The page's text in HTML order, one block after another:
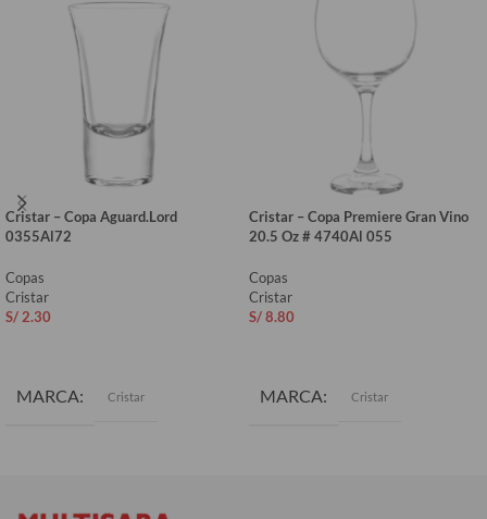
Cristar – Copa Aguard.Lord
0355Al72
Copas
Cristar
S/ 2.30
MARCA Cristar
Cristar – Copa Premiere Gran Vino
20.5 Oz # 4740Al 055
Copas
Cristar
S/8.80
MARCA Cristar